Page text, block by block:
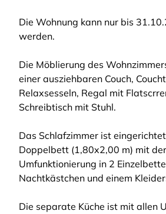
Die Wohnung kann nur bis
werden.
Die Möblierung des
einer ausziehbaren Couch,
Relaxsesseln, Regal mit
Schreibtisch mit Stuhl.
Das Schlafzimmer ist
Doppelbett (1,80x2,00 m) mit der
Umfunktionierung in 2
Nachtkästchen und einem
Die separate Küche ist mit allen